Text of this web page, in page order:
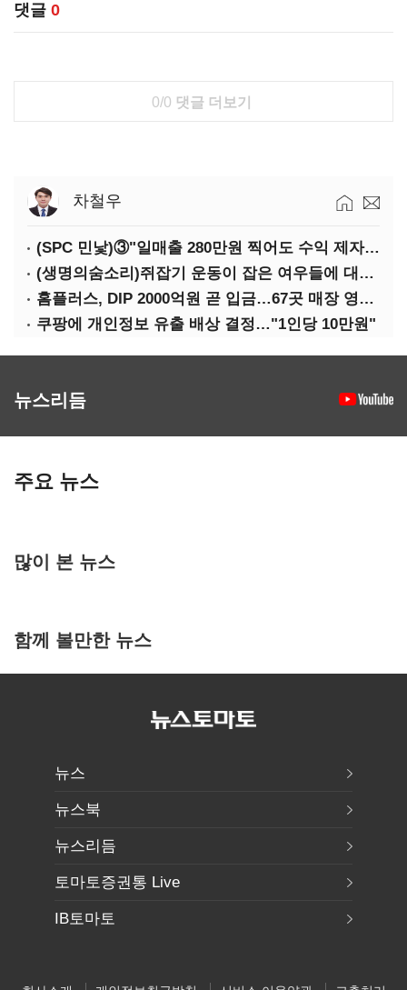
댓글 0
0/0 댓글 더보기
차철우
(SPC 민낯)③"일매출 280만원 찍어도 수익 제자리"…점주 울리는 '상시 할인'
(생명의숨소리)쥐잡기 운동이 잡은 여우들에 대하여
홈플러스, DIP 2000억원 곧 입금…67곳 매장 영업 재개 예정
쿠팡에 개인정보 유출 배상 결정…"1인당 10만원"
뉴스리듬
주요 뉴스
많이 본 뉴스
함께 볼만한 뉴스
뉴스
뉴스북
뉴스리듬
토마토증권통 Live
IB토마토